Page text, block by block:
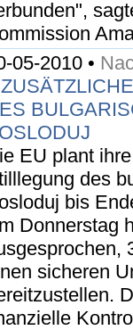
05-2010 •
EU plant
des
bis
Donnerstag
sicheren